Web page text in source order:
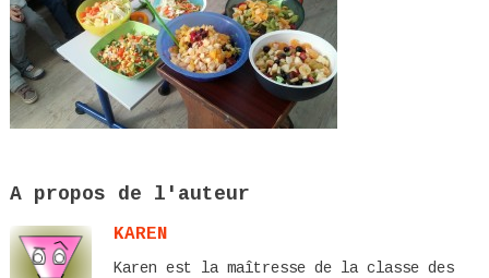
A propos de l'auteur
KAREN
Karen est la maîtresse de la classe des